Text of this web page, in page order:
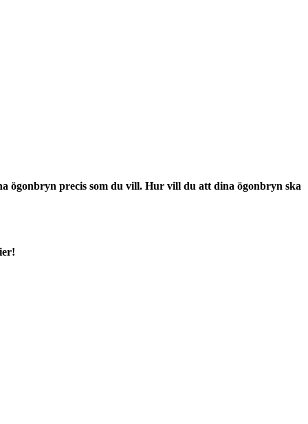
ögonbryn precis som du vill. Hur vill du att dina ögonbryn ska